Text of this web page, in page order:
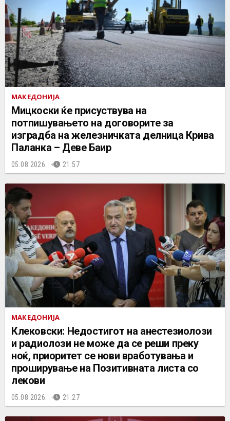
МАКЕДОНИЈА
Мицкоски ќе присуствува на
потпишувањето на договорите за
изградба на железничката делница Крива
Паланка – Деве Баир
05.08.2026. 21:57
МАКЕДОНИЈА
Клековски: Недостигот на анестезиолози
и радиолози не може да се реши преку
ноќ, приоритет се нови вработувања и
проширување на Позитивната листа со
лекови
05.08.2026. 21:27